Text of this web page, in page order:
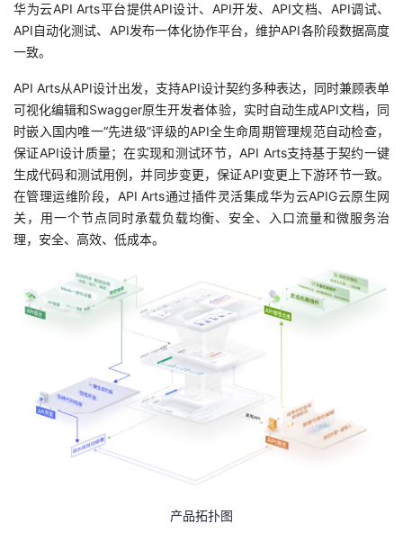
课
程
的
认
证
我
的
实
验
我
的
收
藏
术
支
持
云
声
建
议
华为云API Arts平台提供API设计、API开发、API文档、API调试、
API自动化测试、API发布一体化协作平台，维护API各阶段数据高度
一致。
API Arts从API设计出发，支持API设计契约多种表达，同时兼顾表单
可视化编辑和Swagger原生开发者体验，实时自动生成API文档，同
时嵌入国内唯一“先进级”评级的API全生命周期管理规范自动检查，
保证API设计质量；在实现和测试环节，API Arts支持基于契约一键
生成代码和测试用例，并同步变更，保证API变更上下游环节一致。
在管理运维阶段，API Arts通过插件灵活集成华为云APIG云原生网
关，用一个节点同时承载负载均衡、安全、入口流量和微服务治
理，安全、高效、低成本。
产品拓扑图